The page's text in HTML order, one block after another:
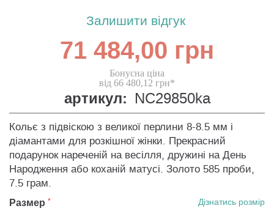
Залишити відгук
71 484,00 грн
Бонусна ціна
від 66 480,12 грн*
артикул: NC29850ka
Кольє з підвіскою з великої перлини 8-8.5 мм і
діамантами для розкішної жінки. Прекрасний
подарунок нареченій на весілля, дружині на День
Народження або коханій матусі. Золото 585 проби,
7.5 грам.
Размер Дізнатись розмір